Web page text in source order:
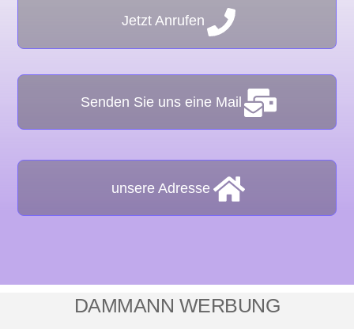
Jetzt Anrufen
Senden Sie uns eine Mail
unsere Adresse
DAMMANN WERBUNG